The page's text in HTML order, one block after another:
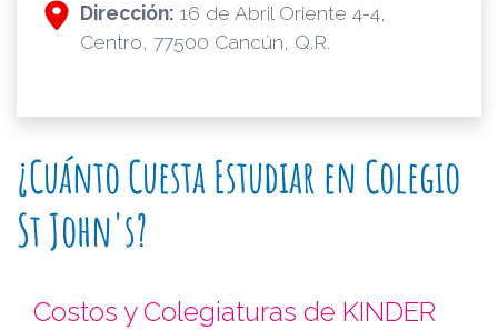
Dirección: 16 de Abril Oriente 4-4,
Centro, 77500 Cancún, Q.R.
¿Cuánto Cuesta Estudiar en Colegio
St John's?
Costos y Colegiaturas de KINDER